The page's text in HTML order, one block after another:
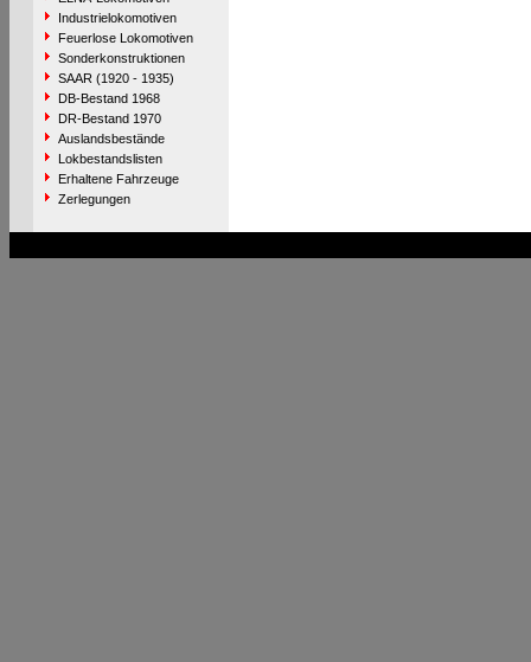
Industrielokomotiven
Feuerlose Lokomotiven
Sonderkonstruktionen
SAAR (1920 - 1935)
DB-Bestand 1968
DR-Bestand 1970
Auslandsbestände
Lokbestandslisten
Erhaltene Fahrzeuge
Zerlegungen